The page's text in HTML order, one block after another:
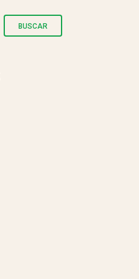
BUSCAR